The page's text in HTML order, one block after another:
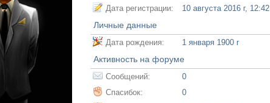
Дата регистрации:
10 августа 2016 г, 12:42
Личные данные
Дата рождения: 1 января 1900 г
Активность на форуме
Сообщений:
0
Спасибок:
0